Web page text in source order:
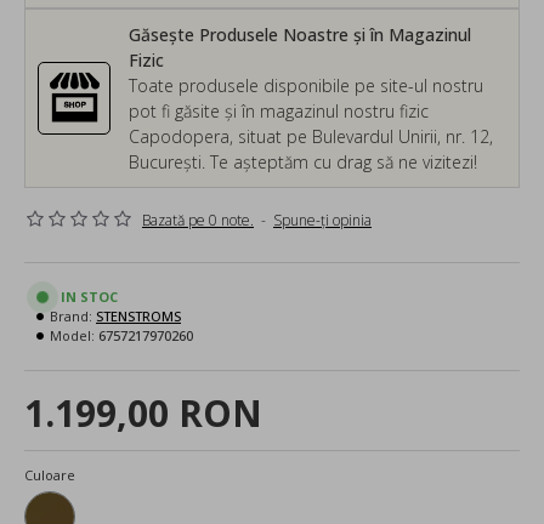
Găsește Produsele Noastre și în Magazinul
Fizic
Toate produsele disponibile pe site-ul nostru
pot fi găsite și în magazinul nostru fizic
Capodopera, situat pe Bulevardul Unirii, nr. 12,
București. Te așteptăm cu drag să ne vizitezi!
Bazată pe 0 note. - Spune-ţi opinia
1.199,00 RON
IN STOC
Brand: STENSTROMS
Model: 6757217970260
Culoare